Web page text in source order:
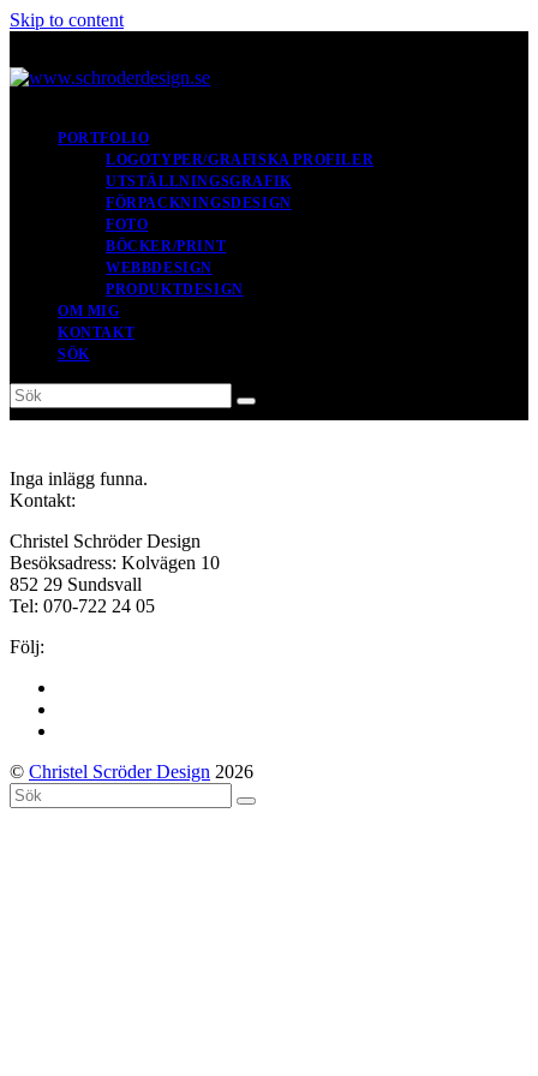
Skip to content
PORTFOLIO
LOGOTYPER/GRAFISKA PROFILER
UTSTÄLLNINGSGRAFIK
FÖRPACKNINGSDESIGN
FOTO
BÖCKER/PRINT
WEBBDESIGN
PRODUKTDESIGN
OM MIG
KONTAKT
SÖK
Sök
Submit
Inga inlägg funna.
Kontakt:
Christel Schröder Design
Besöksadress: Kolvägen 10
852 29 Sundsvall
Tel: 070-722 24 05
Följ:
© Christel Scröder Design 2026
Back
To
Sök
Submit